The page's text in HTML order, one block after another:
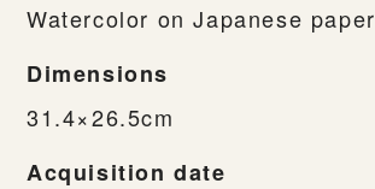
Watercolor on Japanese paper
Dimensions
31.4×26.5cm
Acquisition date